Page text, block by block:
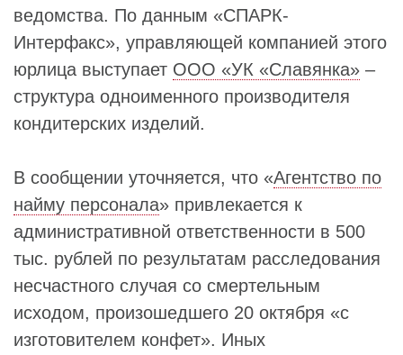
ведомства. По данным «СПАРК-
Интерфакс», управляющей компанией этого
юрлица выступает ООО «УК «Славянка» –
структура одноименного производителя
кондитерских изделий.
В сообщении уточняется, что «Агентство по
найму персонала» привлекается к
административной ответственности в 500
тыс. рублей по результатам расследования
несчастного случая со смертельным
исходом, произошедшего 20 октября «с
изготовителем конфет». Иных